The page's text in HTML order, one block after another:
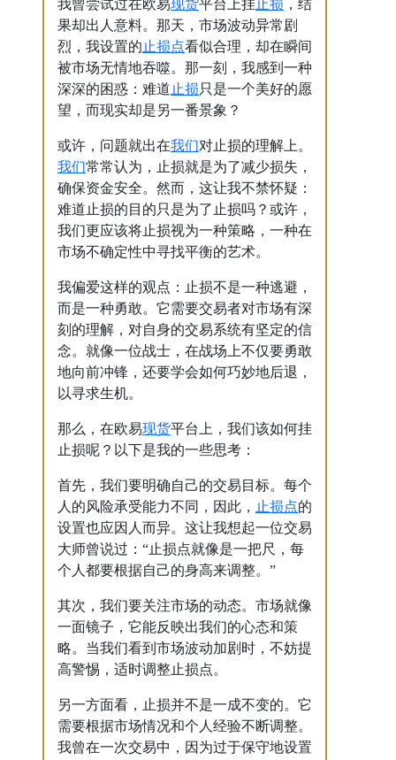
我曾尝试过在欧易 平台上挂
，结
果却出人意料。那天，市场波动异常剧
烈，我设置的止损点看似合理，却在瞬间
被市场无情地吞噬。那一刻，我感到一种
深深的困惑：难道止损 只是一个美好的愿
望，而现实却是另一番景象？
或许，问题就出在我们对止损的理解上。
我们常常认为，止损就是为了减少损失，
确保资金安全。然而，这让我不禁怀疑：
难道止损的目的只是为了止损吗？或许，
我们更应该将止损视为一种策略，一种在
市场不确定性中寻找平衡的艺术。
我偏爱这样的观点：止损不是一种逃避，
而是一种勇敢。它需要交易者对市场有深
刻的理解，对自身的交易系统有坚定的信
念。就像一位战士，在战场上不仅要勇敢
地向前冲锋，还要学会如何巧妙地后退，
以寻求生机。
那么，在欧易现货平台上，我们该如何挂
止损呢？以下是我的一些思考：
首先，我们要明确自己的交易目标。每个
人的风险承受能力不同，因此， 止损点的
设置也应因人而异。这让我想起一位交易
大师曾说过：“止损点就像是一把尺，每
个人都要根据自己的身高来调整。”
其次，我们要关注市场的动态。市场就像
一面镜子，它能反映出我们的心态和策
略。当我们看到市场波动加剧时，不妨提
高警惕，适时调整止损点。
另一方面看，止损并不是一成不变的。它
需要根据市场情况和个人经验不断调整。
我曾在一次交易中，因为过于保守地设置